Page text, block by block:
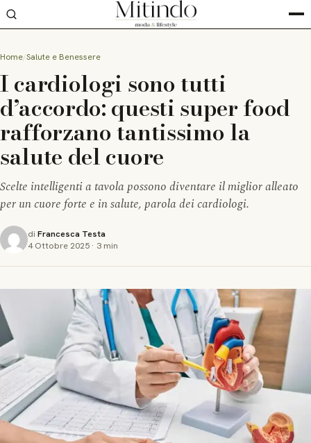
Home Salute e Benessere
I cardiologi sono tutti
d’accordo: questi super food
rafforzano tantissimo la
salute del cuore
Scelte intelligenti a tavola possono diventare il miglior alleato
per un cuore forte e in salute, parola dei cardiologi.
di Francesca Testa
4 Ottobre 2025 · 3 min